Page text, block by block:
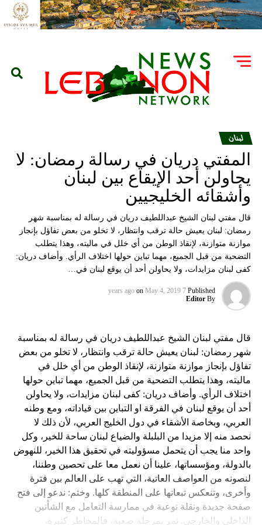
لبنان
المفتي دريان في رسالة رمضان: لا
يحاولن أحد الإيقاع بين لبنان
وأشقائه الخليجيين
قال مفتي لبنان الشيخ عبداللطيف دريان في رسالة له بمناسبة شهر
رمضان: لبنان يعيش حالة ترقب وانتظار، لا تخلو من بعض تفاؤل بإنجاز
موازنة متوازنة، لإنقاذ الوطن من أي خلل في ماليته، وهذا يتطلب
التضحية من قبل الجميع، مهما تباين حولها اختلاف الرأي. وأضاف دريان:
كفى لبنان مزايدات، ولا يحاولن أحد أن يوقع لبنان في…
Published
7 years ago
on May 4, 2019
By
Editor
قال مفتي لبنان الشيخ عبداللطيف دريان في رسالة له بمناسبة
شهر رمضان: لبنان يعيش حالة ترقب وانتظار، لا تخلو من بعض
تفاؤل بإنجاز موازنة متوازنة، لإنقاذ الوطن من أي خلل في
ماليته، وهذا يتطلب التضحية من قبل الجميع، مهما تباين حولها
اختلاف الرأي. وأضاف دريان: كفى لبنان مزايدات، ولا يحاولن
أحد أن يوقع لبنان في الفرقة او التباين بين قياداته، ومع وطنه
العربي، وبخاصة الأشقاء في دول الخليج العربي، لأن ذلك لا
نحصد منه إلا مزيدا من البلبلة والضياع لبنان ساحة للخير، وكل
واحد منا يجب أن يتحمل مسؤوليته في تحقيق هذا الخير، للنهوض
بالدولة، ومؤسساتها، علينا أن نعمل معا على تحصين وطننا،
لنصونه من العواصف العاتية، التي تهب على العالم بين فترة
وأخرى، وتنعكس تبعاتها على المنطقة كلها. وختم: ندعو إلى فتح
صفحة جديدة ونقلة نوعية في ممارسة التعامل مع الشأنين
الداخلي والخارجي. نمر بمرحلة صعبة، فالمخاطر كثيرة،